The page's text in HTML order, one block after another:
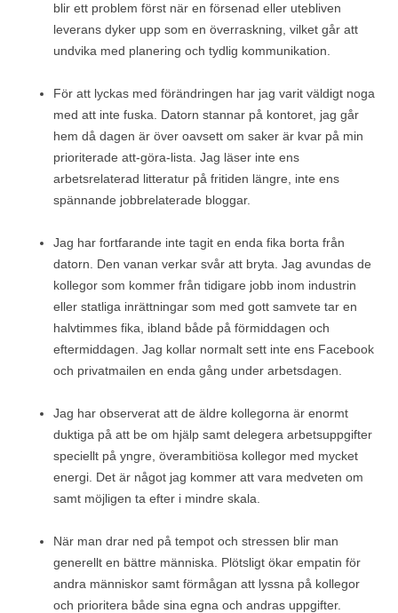
blir ett problem först när en försenad eller utebliven
leverans dyker upp som en överraskning, vilket går att
undvika med planering och tydlig kommunikation.
För att lyckas med förändringen har jag varit väldigt noga
med att inte fuska. Datorn stannar på kontoret, jag går
hem då dagen är över oavsett om saker är kvar på min
prioriterade att-göra-lista. Jag läser inte ens
arbetsrelaterad litteratur på fritiden längre, inte ens
spännande jobbrelaterade bloggar.
Jag har fortfarande inte tagit en enda fika borta från
datorn. Den vanan verkar svår att bryta. Jag avundas de
kollegor som kommer från tidigare jobb inom industrin
eller statliga inrättningar som med gott samvete tar en
halvtimmes fika, ibland både på förmiddagen och
eftermiddagen. Jag kollar normalt sett inte ens Facebook
och privatmailen en enda gång under arbetsdagen.
Jag har observerat att de äldre kollegorna är enormt
duktiga på att be om hjälp samt delegera arbetsuppgifter
speciellt på yngre, överambitiösa kollegor med mycket
energi. Det är något jag kommer att vara medveten om
samt möjligen ta efter i mindre skala.
När man drar ned på tempot och stressen blir man
generellt en bättre människa. Plötsligt ökar empatin för
andra människor samt förmågan att lyssna på kollegor
och prioritera både sina egna och andras uppgifter.